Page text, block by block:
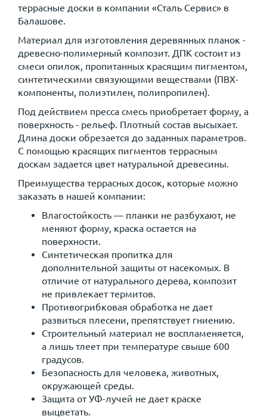
террасные доски в компании «Сталь Сервис» в
Балашове.
Материал для изготовления деревянных планок -
древесно-полимерный композит. ДПК состоит из
смеси опилок, пропитанных красящим пигментом,
синтетическими связующими веществами (ПВХ-
компоненты, полиэтилен, полипропилен).
Под действием пресса смесь приобретает форму, а
поверхность - рельеф. Плотный состав высыхает.
Длина доски обрезается до заданных параметров.
С помощью красящих пигментов террасным
доскам задается цвет натуральной древесины.
Преимущества террасных досок, которые можно
заказать в нашей компании:
Влагостойкость — планки не разбухают, не
меняют форму, краска остается на
поверхности.
Синтетическая пропитка для
дополнительной защиты от насекомых. В
отличие от натурального дерева, композит
не привлекает термитов.
Противогрибковая обработка не дает
развиться плесени, препятствует гниению.
Строительный материал не воспламеняется,
а лишь тлеет при температуре свыше 600
градусов.
Безопасность для человека, животных,
окружающей среды.
Защита от УФ-лучей не дает краске
выцветать.